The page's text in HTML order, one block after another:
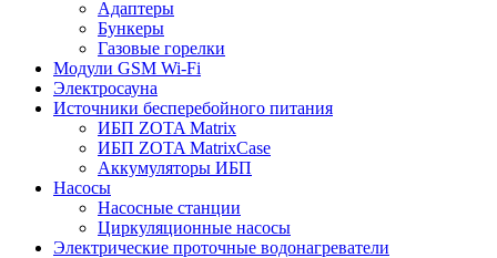
Адаптеры
Бункеры
Газовые горелки
Модули GSM Wi-Fi
Электросауна
Источники бесперебойного питания
ИБП ZOTA Matrix
ИБП ZOTA MatrixCase
Аккумуляторы ИБП
Насосы
Насосные станции
Циркуляционные насосы
Электрические проточные водонагреватели